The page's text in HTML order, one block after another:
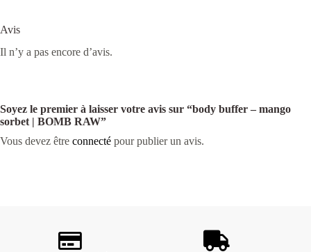
Avis
Il n’y a pas encore d’avis.
Soyez le premier à laisser votre avis sur “body buffer – mango
sorbet | BOMB RAW”
Vous devez être connecté pour publier un avis.